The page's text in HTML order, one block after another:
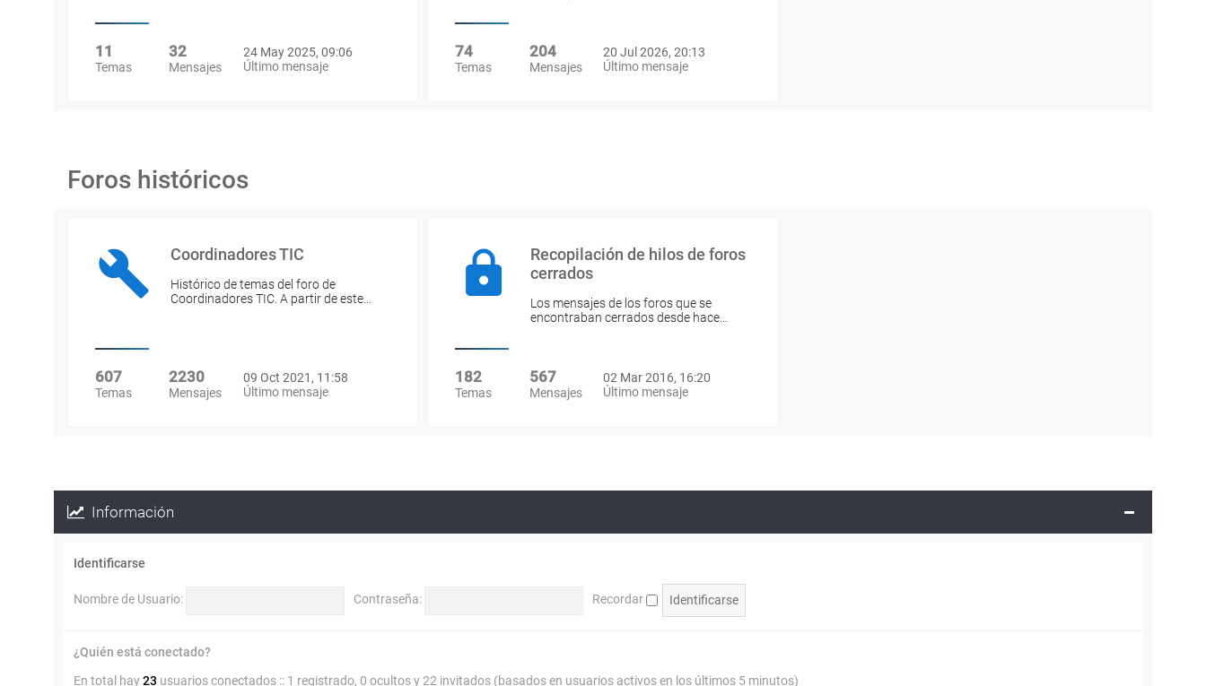
11
Temas
32
Mensajes
24 May 2025, 09:06
Último mensaje
74
Temas
204
Mensajes
20 Jul 2026, 20:13
Último mensaje
Foros históricos
Coordinadores TIC
Histórico de temas del foro de
Coordinadores TIC. A partir de este…
607
Temas
2230
Mensajes
09 Oct 2021, 11:58
Último mensaje
Recopilación de hilos de foros
cerrados
Los mensajes de los foros que se
encontraban cerrados desde hace…
182
Temas
567
Mensajes
02 Mar 2016, 16:20
Último mensaje
Información
Identificarse
Nombre de Usuario: Contraseña: Recordar
¿Quién está conectado?
En total hay23 usuarios conectados :: 1 registrado, 0 ocultos y 22 invitados (basados en usuarios activos en los últimos 5 minutos)